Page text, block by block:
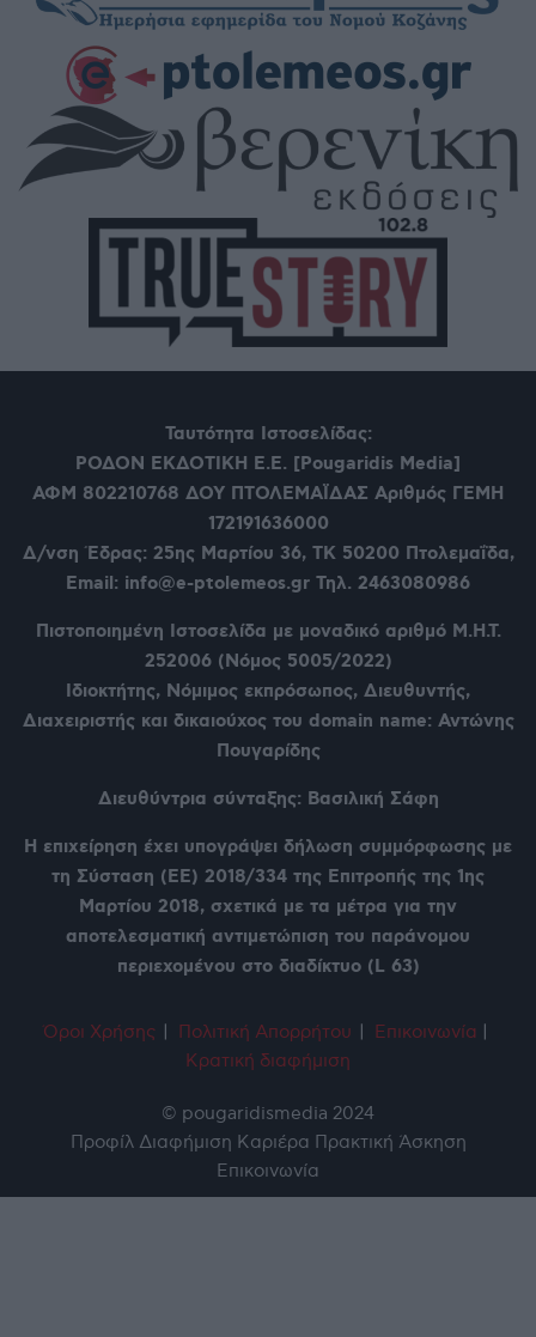
Ταυτότητα Ιστοσελίδας:
ΡΟΔΟΝ ΕΚΔΟΤΙΚΗ Ε.Ε. [Pougaridis Media]
ΑΦΜ 802210768 ΔΟΥ ΠΤΟΛΕΜΑΪΔΑΣ Αριθμός ΓΕΜΗ
172191636000
Δ/νση Έδρας: 25ης Μαρτίου 36, ΤΚ 50200 Πτολεμαΐδα,
Email: info@e-ptolemeos.gr Τηλ. 2463080986
Πιστοποιημένη Ιστοσελίδα με μοναδικό αριθμό Μ.Η.Τ.
252006 (Νόμος 5005/2022)
Ιδιοκτήτης, Νόμιμος εκπρόσωπος, Διευθυντής,
Διαχειριστής και δικαιούχος του domain name: Αντώνης
Πουγαρίδης
Διευθύντρια σύνταξης: Βασιλική Σάφη
Η επιχείρηση έχει υπογράψει δήλωση συμμόρφωσης με
τη Σύσταση (ΕΕ) 2018/334 της Επιτροπής της 1ης
Μαρτίου 2018, σχετικά με τα μέτρα για την
αποτελεσματική αντιμετώπιση του παράνομου
περιεχομένου στο διαδίκτυο (L 63)
Όροι Χρήσης Πολιτική Απορρήτου Επικοινωνία
Κρατική διαφήμιση
© pougaridismedia 2024
Προφίλ Διαφήμιση Καριέρα Πρακτική Άσκηση
Επικοινωνία